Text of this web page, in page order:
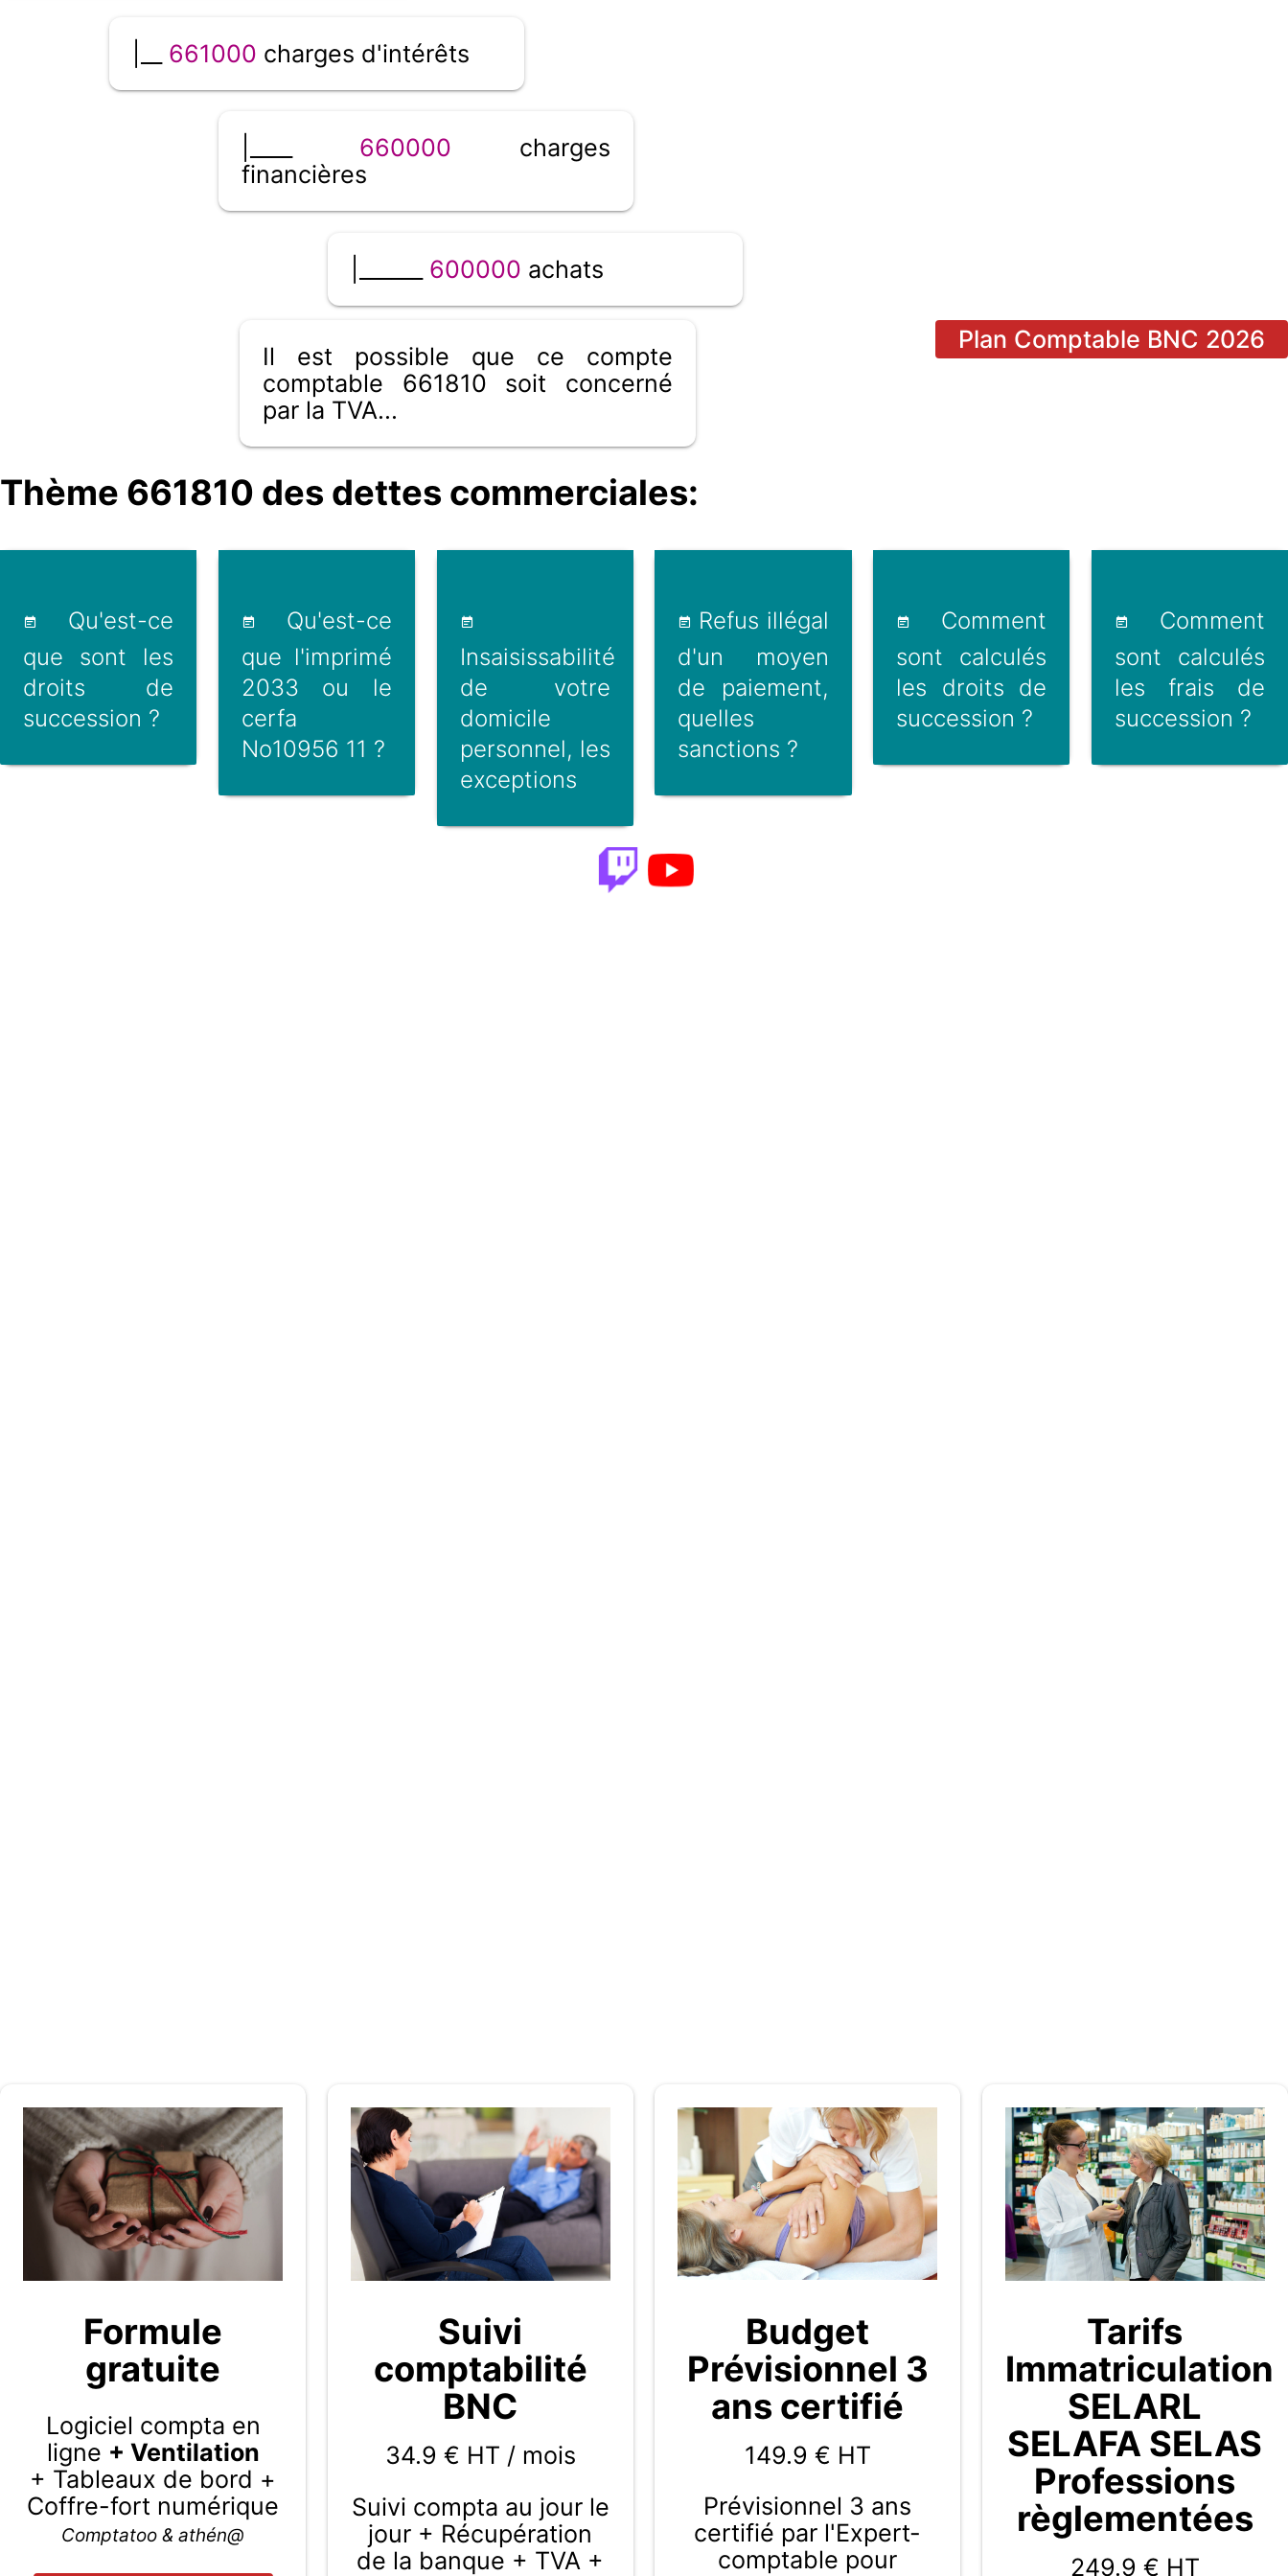
661000 charges d'intérêts
660000 charges
financières
600000 achats
Plan Comptable BNC 2026
Il est possible que ce compte
comptable 661810 soit concerné
par la TVA...
Thème 661810 des dettes commerciales:
Qu'est-ce
que sont les
droits de
succession ?
Qu'est-ce
que l'imprimé
2033 ou le
cerfa
No10956 11 ?
Insaisissabilité
de votre
domicile
personnel, les
exceptions
Refus illégal
d'un moyen
de paiement,
quelles
sanctions ?
Comment
sont calculés
les droits de
succession ?
Comment
sont calculés
les frais de
succession ?
Formule
gratuite
Logiciel compta en
ligne + Ventilation
+ Tableaux de bord +
Coffre-fort numérique
Comptatoo & athén@
Suivi
comptabilité
BNC
34.9 € HT / mois
Suivi compta au jour le
jour + Récupération
de la banque + TVA +
Budget
Prévisionnel 3
ans certifié
149.9 € HT
Prévisionnel 3 ans
certifié par l'Expert-
comptable pour
Tarifs
Immatriculation
SELARL
SELAFA SELAS
Professions
règlementées
249.9 € HT